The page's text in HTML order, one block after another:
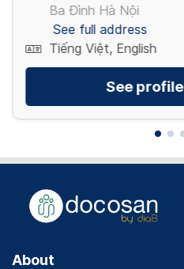
Ba Đình Hà Nội
See full address
Tiếng Việt, English
See profile
About